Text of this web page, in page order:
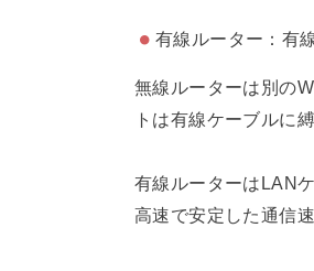
有線ルーター：有
無線ルーターは別の
トは有線ケーブルに
有線ルーターはLAN
高速で安定した通信